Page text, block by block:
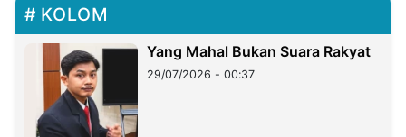
KOLOM
Yang Mahal Bukan Suara Rakyat
29/07/2026 - 00:37